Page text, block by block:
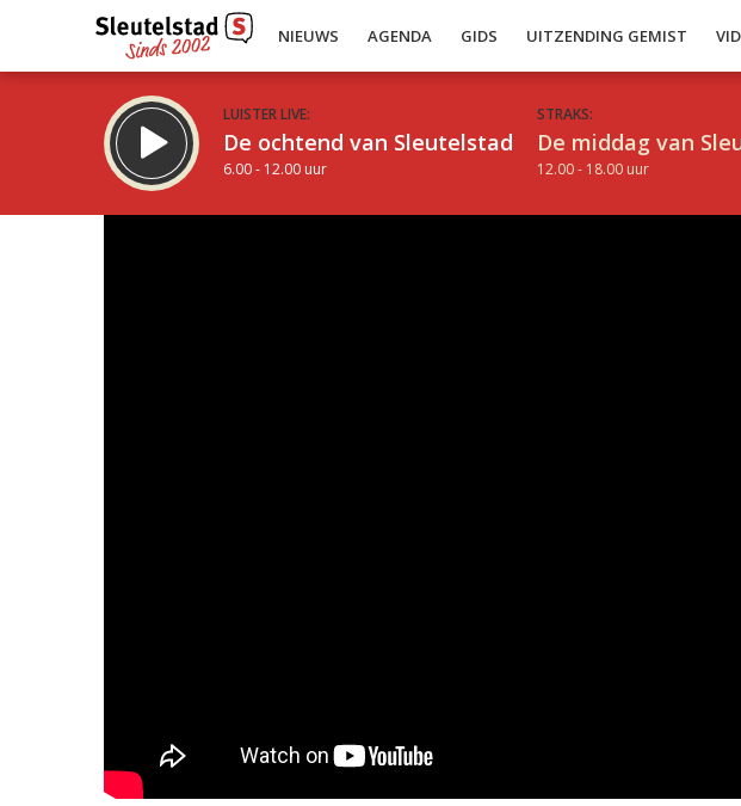
NIEUWS AGENDA GIDS UITZENDING GEMIST
LUISTER LIVE:
De ochtend van Sleutelstad
6.00 - 12.00 uur
STRAKS:
De middag van
12.00 - 18.00 uur